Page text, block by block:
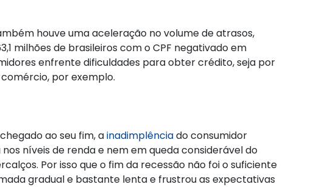
houve uma aceleração no volume de atrasos,
milhões de brasileiros com o CPF negativado em
enfrente dificuldades para obter crédito, seja por
por exemplo.
ao seu fim, ainadimplênciado consumidor
níveis de renda e nem em queda considerável do
Por isso que o fim da recessão não foi o suficiente
gradual e bastante lenta e frustrou as expectativas